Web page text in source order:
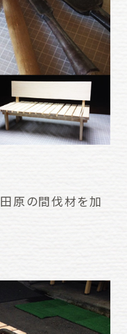
原の間伐材を加